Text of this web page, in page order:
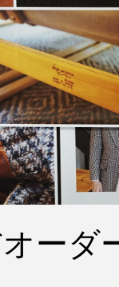
ーダ